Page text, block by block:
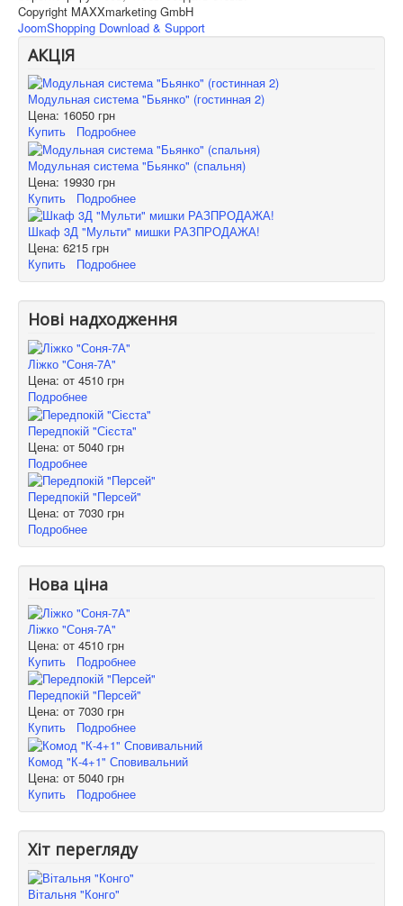
Copyright MAXXmarketing GmbH
JoomShopping Download & Support
АКЦІЯ
Модульная система "Бьянко" (гостинная 2)
Цена: 16050 грн
Купить
Подробнее
Модульная система "Бьянко" (спальня)
Цена: 19930 грн
Купить
Подробнее
Шкаф 3Д "Мульти" мишки РАЗПРОДАЖА!
Цена: 6215 грн
Купить
Подробнее
Нові надходження
Ліжко "Соня-7А"
Цена: от 4510 грн
Подробнее
Передпокій "Сієста"
Цена: от 5040 грн
Подробнее
Передпокій "Персей"
Цена: от 7030 грн
Подробнее
Нова ціна
Ліжко "Соня-7А"
Цена: от 4510 грн
Купить
Подробнее
Передпокій "Персей"
Цена: от 7030 грн
Купить
Подробнее
Комод "К-4+1" Сповивальний
Цена: от 5040 грн
Купить
Подробнее
Хіт перегляду
Вітальня "Конго"